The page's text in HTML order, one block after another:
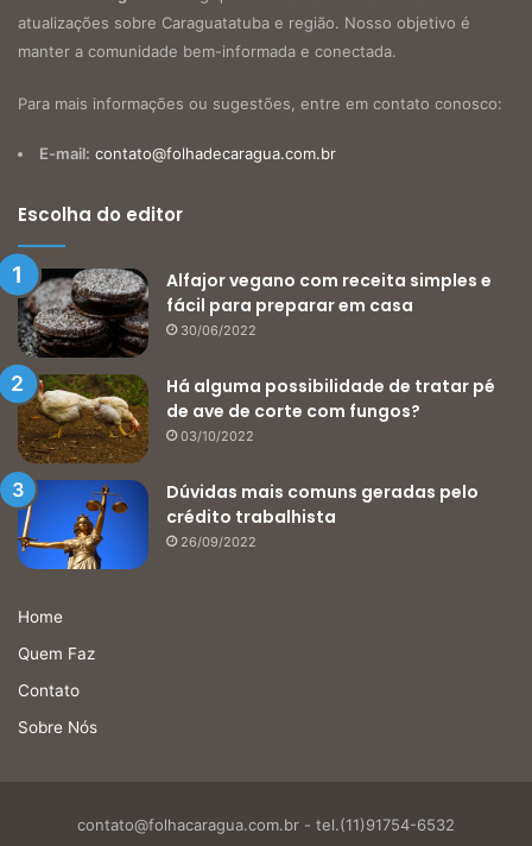
atualizações sobre Caraguatatuba e região. Nosso objetivo é
manter a comunidade bem-informada e conectada.
Para mais informações ou sugestões, entre em contato conosco:
E-mail: contato@folhadecaragua.com.br
Escolha do editor
Alfajor vegano com receita simples e
fácil para preparar em casa
30/06/2022
Há alguma possibilidade de tratar pé
de ave de corte com fungos?
03/10/2022
Dúvidas mais comuns geradas pelo
crédito trabalhista
26/09/2022
Home
Quem Faz
Contato
Sobre Nós
contato@folhacaragua.com.br - tel.(11)91754-6532